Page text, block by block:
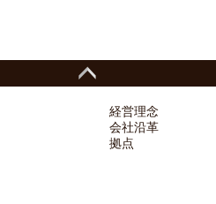
経営理念
会社沿革
拠点